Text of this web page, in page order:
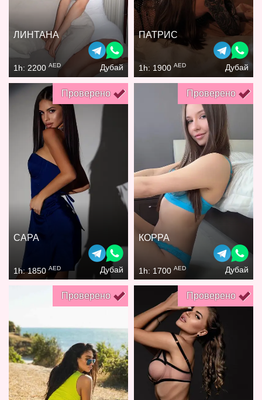
ЛИНТАНА
1h: 2200 AED Дубай
ПАТРИС
1h: 1900 AED Дубай
Проверено
САРА
1h: 1850 AED Дубай
Проверено
КОРРА
1h: 1700 AED Дубай
Проверено Проверено